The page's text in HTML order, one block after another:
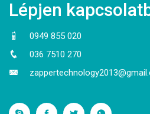
Lépjen
0949 855 020
036 7510 270